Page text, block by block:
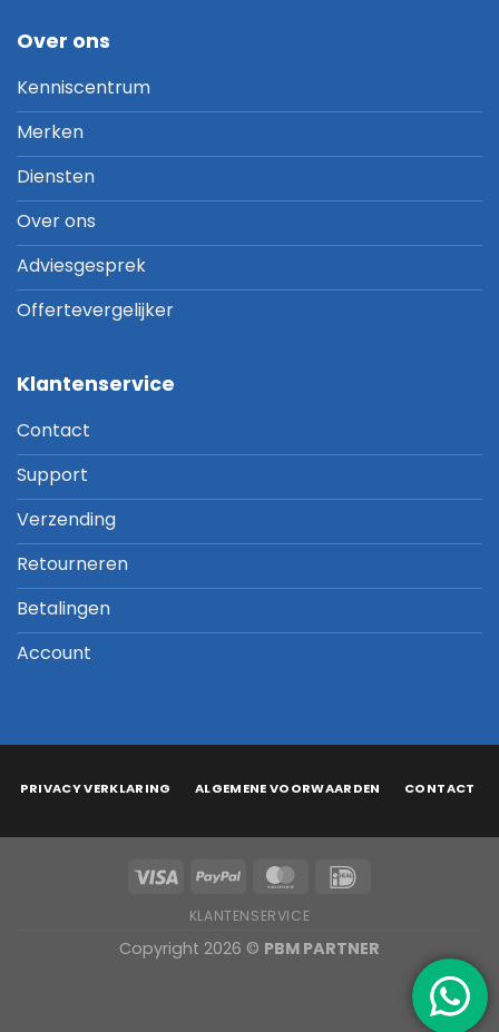
Over ons
Kenniscentrum
Merken
Diensten
Over ons
Adviesgesprek
Offertevergelijker
Klantenservice
Contact
Support
Verzending
Retourneren
Betalingen
Account
PRIVACY VERKLARING ALGEMENE VOORWAARDEN CONTACT
KLANTENSERVICE
Copyright 2026 © PBM PARTNER